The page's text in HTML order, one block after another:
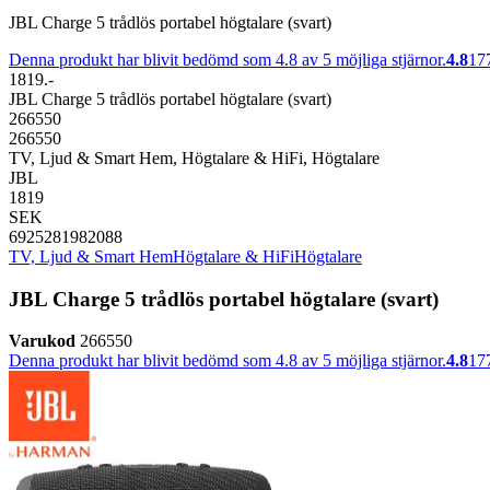
JBL Charge 5 trådlös portabel högtalare (svart)
Denna produkt har blivit bedömd som 4.8 av 5 möjliga stjärnor.4.8
1819.-
JBL Charge 5 trådlös portabel högtalare (svart)
266550
266550
TV, Ljud & Smart Hem, Högtalare & HiFi, Högtalare
JBL
1819
SEK
6925281982088
TV, Ljud & Smart HemHögtalare & HiFiHögtalare
JBL Charge 5 trådlös portabel högtalare (svart)
Varukod 266550
Denna produkt har blivit bedömd som 4.8 av 5 möjliga stjärnor.4.8